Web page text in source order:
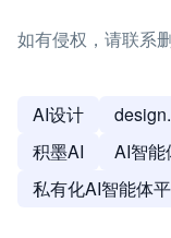
如有侵权，请联系删
AI设计
积墨AI
AI智能
私有化AI智能体